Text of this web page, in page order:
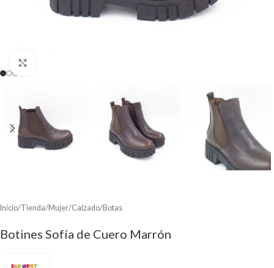
Inicio/Tienda/Mujer/Calzado/Botas
Botines Sofía de Cuero Marrón